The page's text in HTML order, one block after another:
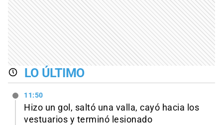
LO ÚLTIMO
11:50
Hizo un gol, saltó una valla, cayó hacia los
vestuarios y terminó lesionado